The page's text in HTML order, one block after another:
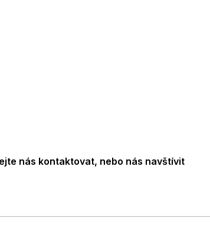
nás kontaktovat, nebo nás navštívit